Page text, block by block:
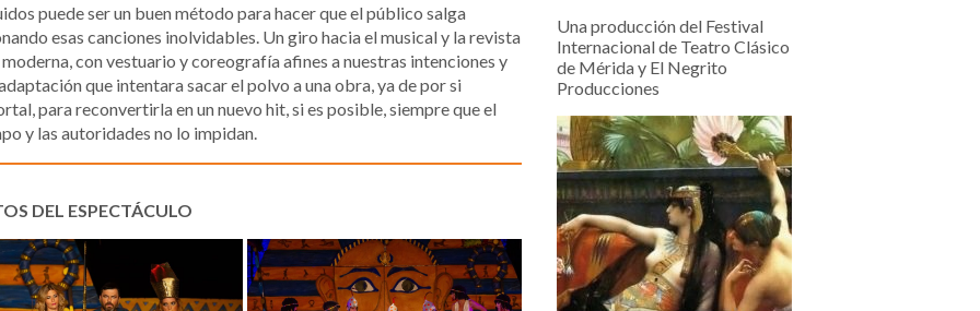
puede ser un buen método para hacer que el público salga
esas canciones inolvidables. Un giro hacia el musical y la revista
moderna, con vestuario y coreografía afines a nuestras intenciones y
que intentara sacar el polvo a una obra, ya de por si
para reconvertirla en un nuevo hit, si es posible, siempre que el
y las autoridades no lo impidan.
DEL ESPECTÁCULO
Una producción del Festival
Internacional de Teatro Clásico
de Mérida y El Negrito
Producciones